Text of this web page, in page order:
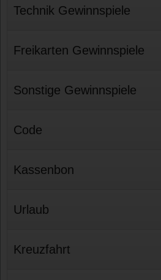
Technik Gewinnspiele
Freikarten Gewinnspiele
Sonstige Gewinnspiele
Code
Kassenbon
Urlaub
Kreuzfahrt